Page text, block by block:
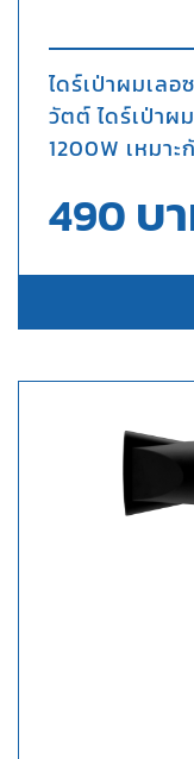
ไดร์เป่าผมเลอ
วัตต์ ไดร์เป่าผ
1200W เหมา
490 บ